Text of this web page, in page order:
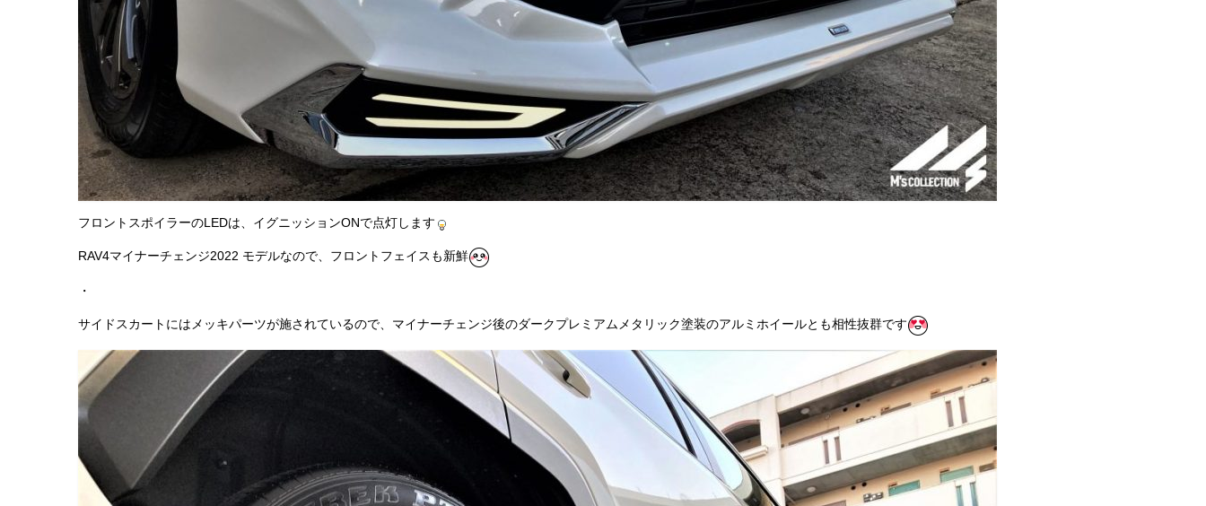
フロントスポイラーのLEDは、イグニッションONで点灯します
RAV4マイナーチェンジ2022 モデルなので、フロントフェイスも新鮮
・
サイドスカートにはメッキパーツが施されているので、マイナーチェンジ後のダークプレミアムメタリック塗装のアルミホイールとも相性抜群です